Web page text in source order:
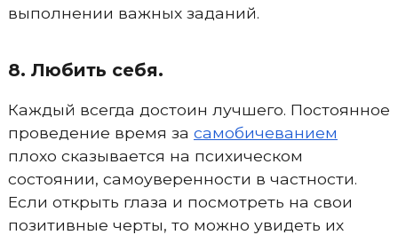
выполнении важных заданий.
8. Любить себя.
Каждый всегда достоин лучшего. Постоянное
проведение время за самобичеванием
плохо сказывается на психическом
состоянии, самоуверенности в частности.
Если открыть глаза и посмотреть на свои
позитивные черты, то можно увидеть их